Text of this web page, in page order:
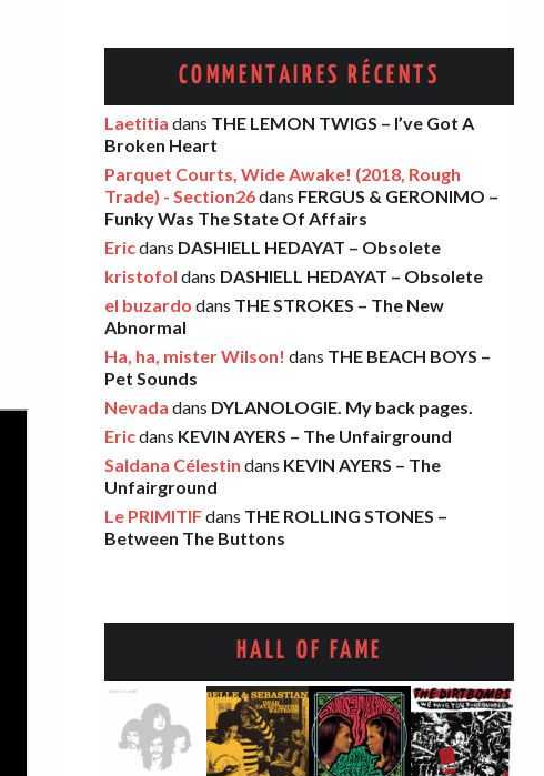
Eric·13 décembre 2025
AMELIA COBURN – Between The Moon
Léo · 9 décembre 2025
THE LEMON TWIGS – Go To School
Léo· 5 novembre 2025
Eric·2 novembre 2025
Léo · 29 octobre 2025
COMMENTAIRES RÉCENTS
Laetitia dans THE LEMON TWIGS – I’ve Got A
Broken Heart
Parquet Courts, Wide Awake! (2018, Rough
Trade) - Section26dans FERGUS & GERONIMO –
Funky Was The State Of Affairs
Ericdans DASHIELL HEDAYAT – Obsolete
kristofol dans DASHIELL HEDAYAT – Obsolete
el buzardo dans THE STROKES – The New
Abnormal
Ha, ha, mister Wilson! dans THE BEACH BOYS –
Pet Sounds
Nevada dans DYLANOLOGIE. My back pages.
Ericdans KEVIN AYERS – The Unfairground
Saldana Célestin dans KEVIN AYERS – The
Unfairground
Le PRIMITIFdans THE ROLLING STONES –
Between The Buttons
HALL OF FAME